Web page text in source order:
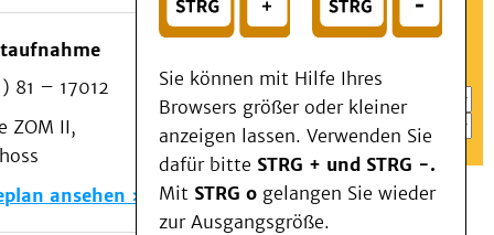
oder
Wählen Sie ein Thema für Ihren Schnelleinstieg
81 – 17012
ZOM II,
ansehen
Sie können mit Hilfe Ihres
Browsers größer oder kleiner
anzeigen lassen. Verwenden Sie
dafür bitte STRG + und STRG -.
Mit STRG o gelangen Sie wieder
zur Ausgangsgröße.
Patienten & Besucher
Kliniken/Institute/Zentren
Als Patient am UKD
Beratung und Unterstützung
Veranstaltungen
Kommunikation im Medizinwesen (KIM)
Notfall
Forschung & Lehre